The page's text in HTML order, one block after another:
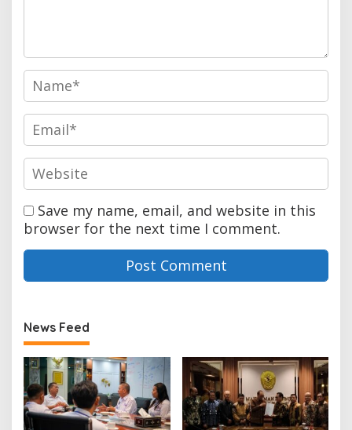
Save my name, email, and website in this
browser for the next time I comment.
News Feed